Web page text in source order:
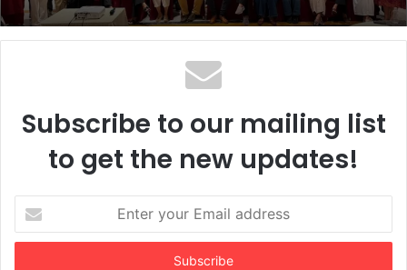
Subscribe to our mailing list
to get the new updates!
your
Email